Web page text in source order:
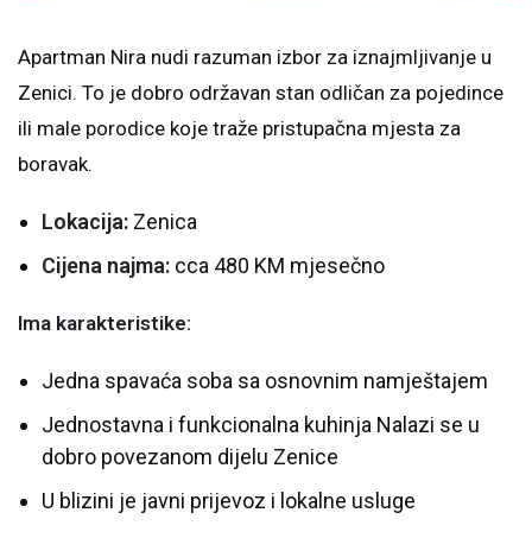
Apartman Nira nudi razuman izbor za iznajmljivanje u
Zenici. To je dobro održavan stan odličan za pojedince
ili male porodice koje traže pristupačna mjesta za
boravak.
Lokacija: Zenica
Cijena najma: cca 480 KM mjesečno
Ima karakteristike:
Jedna spavaća soba sa osnovnim namještajem
Jednostavna i funkcionalna kuhinja Nalazi se u
dobro povezanom dijelu Zenice
U blizini je javni prijevoz i lokalne usluge